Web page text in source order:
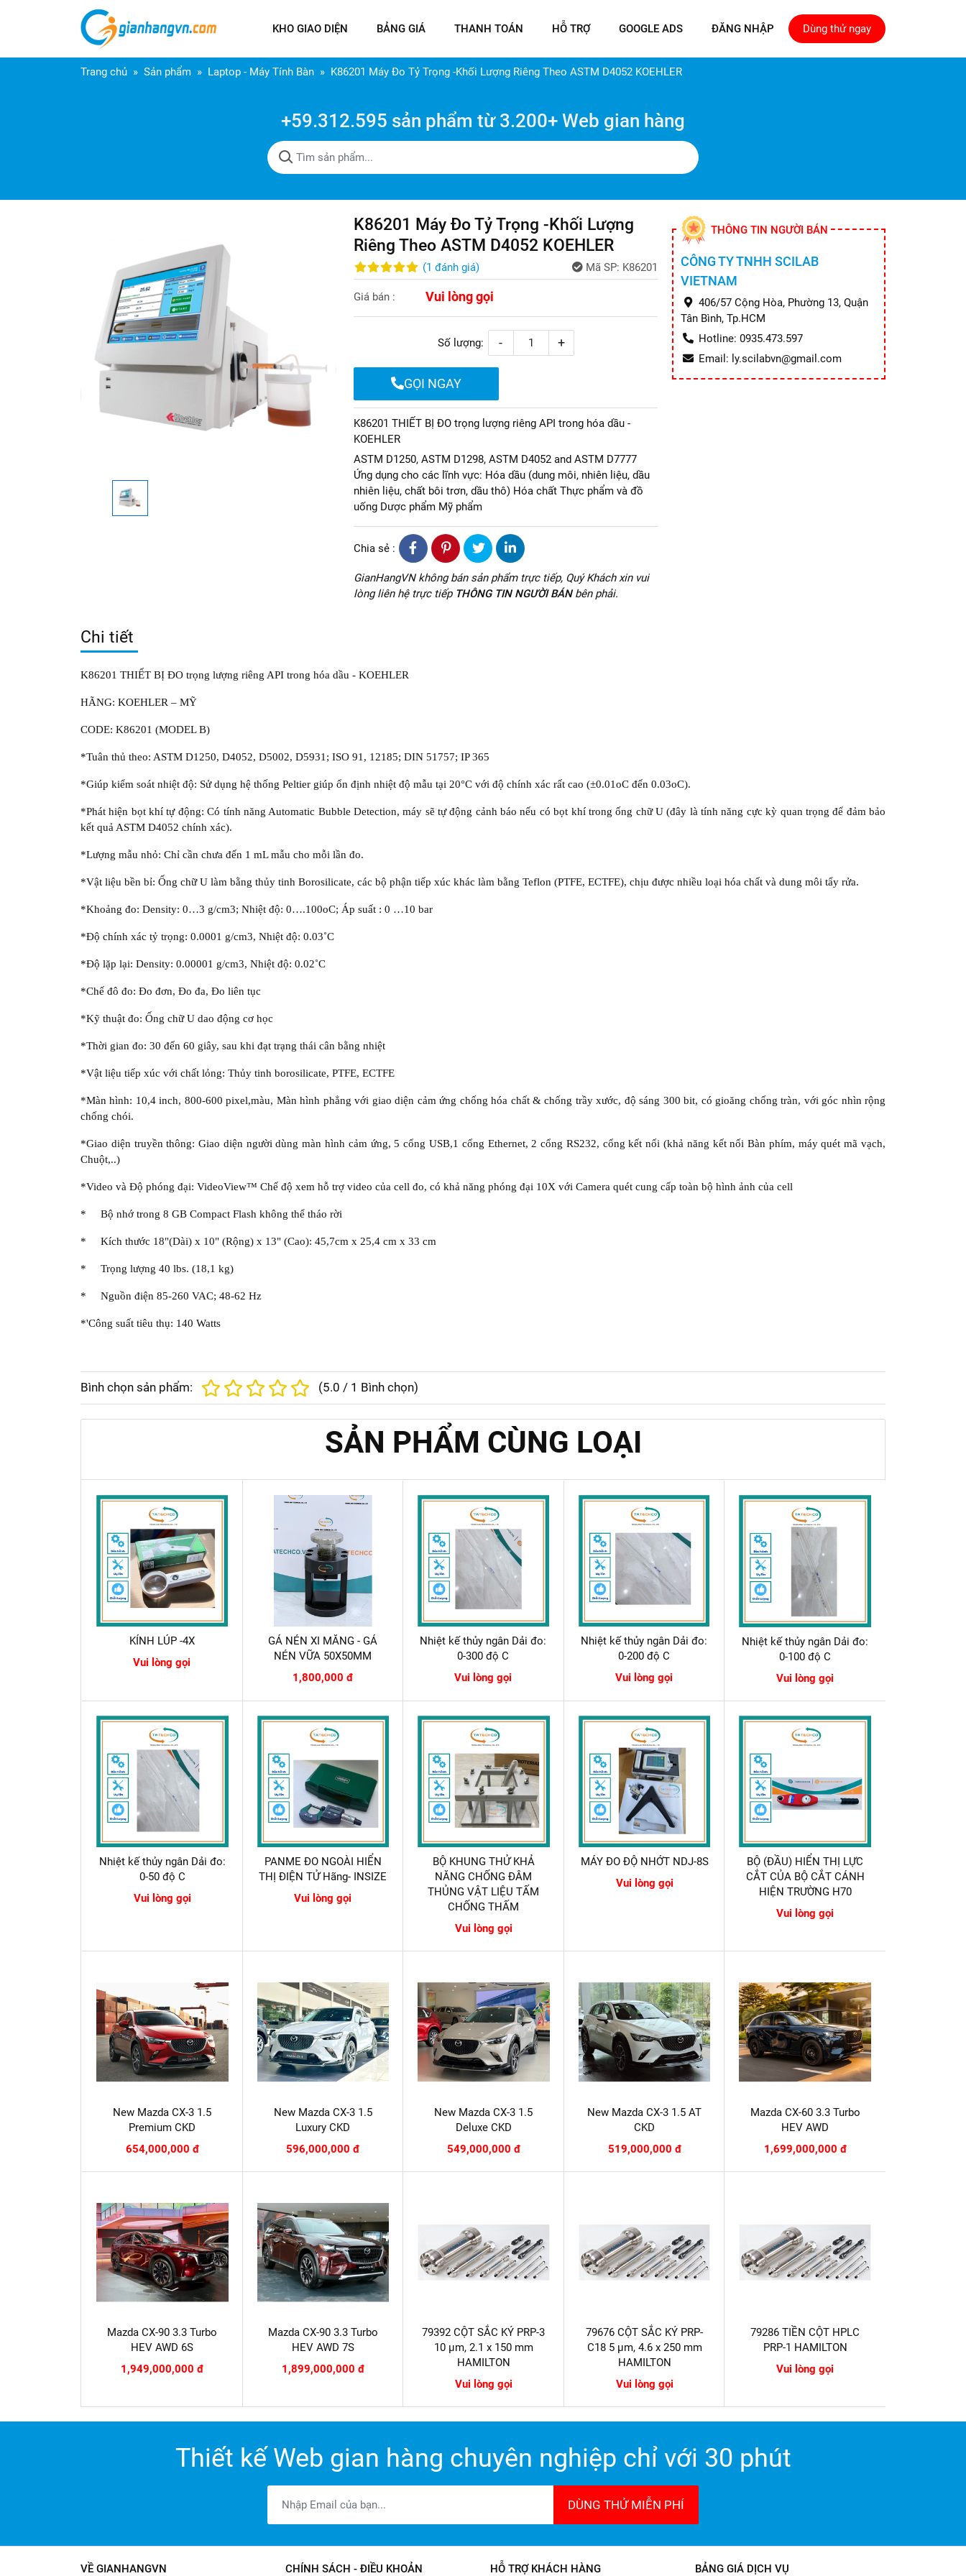
KHO GIAO DIỆN BẢNG GIÁ THANH TOÁN HỖ TRỢ GOOGLE ADS ĐĂNG NHẬP Dùng thử ngay
Trang chủ Sản phẩm Laptop - Máy Tính Bàn K86201 Máy Đo Tỷ Trọng -Khối Lượng Riêng Theo ASTM D4052 KOEHLER
+59.312.595 sản phẩm từ 3.200+ Web gian hàng
K86201 Máy Đo Tỷ Trọng -Khối Lượng
Riêng Theo ASTM D4052 KOEHLER
(1 đánh giá) Mã SP: K86201
Giá bán : Vui lòng gọi
Số lượng: - +
GỌI NGAY
K86201 THIẾT BỊ ĐO trọng lượng riêng API trong hóa dầu -
KOEHLER
ASTM D1250, ASTM D1298, ASTM D4052 and ASTM D7777
Ứng dụng cho các lĩnh vực: Hóa dầu (dung môi, nhiên liệu, dầu
nhiên liệu, chất bôi trơn, dầu thô) Hóa chất Thực phẩm và đồ
uống Dược phẩm Mỹ phẩm
Chia sẻ :
GianHangVN không bán sản phẩm trực tiếp, Quý Khách xin vui
lòng liên hệ trực tiếp THÔNG TIN NGƯỜI BÁNbên phải.
THÔNG TIN NGƯỜI BÁN
CÔNG TY TNHH SCILAB
VIETNAM
406/57 Cộng Hòa, Phường 13, Quận
Tân Bình, Tp.HCM
Hotline: 0935.473.597
Email: ly.scilabvn@gmail.com
Chi tiết
K86201 THIẾT BỊ ĐO trọng lượng riêng API trong hóa dầu - KOEHLER
HÃNG: KOEHLER – MỸ
CODE: K86201 (MODEL B)
*Tuân thủ theo: ASTM D1250, D4052, D5002, D5931; ISO 91, 12185; DIN 51757; IP 365
*Giúp kiểm soát nhiệt độ: Sử dụng hệ thống Peltier giúp ổn định nhiệt độ mẫu tại 20°C với độ chính xác rất cao (±0.01oC đến 0.03oC).
*Phát hiện bọt khí tự động: Có tính năng Automatic Bubble Detection, máy sẽ tự động cảnh báo nếu có bọt khí trong ống chữ U (đây là tính năng cực kỳ quan trọng để đảm bảo
kết quả ASTM D4052 chính xác).
*Lượng mẫu nhỏ: Chỉ cần chưa đến 1 mL mẫu cho mỗi lần đo.
*Vật liệu bền bỉ: Ống chữ U làm bằng thủy tinh Borosilicate, các bộ phận tiếp xúc khác làm bằng Teflon (PTFE, ECTFE), chịu được nhiều loại hóa chất và dung môi tẩy rửa.
*Khoảng đo: Density: 0…3 g/cm3; Nhiệt độ: 0….100oC; Áp suất : 0 …10 bar
*Độ chính xác tỷ trọng: 0.0001 g/cm3, Nhiệt độ: 0.03˚C
*Độ lặp lại: Density: 0.00001 g/cm3, Nhiệt độ: 0.02˚C
*Chế đô đo: Đo đơn, Đo đa, Đo liên tục
*Kỹ thuật đo: Ống chữ U dao động cơ học
*Thời gian đo: 30 đến 60 giây, sau khi đạt trạng thái cân bằng nhiệt
*Vật liệu tiếp xúc với chất lỏng: Thủy tinh borosilicate, PTFE, ECTFE
*Màn hình: 10,4 inch, 800-600 pixel,màu, Màn hình phẳng với giao diện cảm ứng chống hóa chất & chống trầy xước, độ sáng 300 bit, có gioăng chống tràn, với góc nhìn rộng
chống chói.
*Giao diện truyền thông: Giao diện người dùng màn hình cảm ứng, 5 cổng USB,1 cổng Ethernet, 2 cổng RS232, cổng kết nối (khả năng kết nối Bàn phím, máy quét mã vạch,
Chuột,..)
*Video và Độ phóng đại: VideoView™ Chế độ xem hỗ trợ video của cell đo, có khả năng phóng đại 10X với Camera quét cung cấp toàn bộ hình ảnh của cell
* Bộ nhớ trong 8 GB Compact Flash không thể tháo rời
* Kích thước 18"(Dài) x 10" (Rộng) x 13" (Cao): 45,7cm x 25,4 cm x 33 cm
* Trọng lượng 40 lbs. (18,1 kg)
* Nguồn điện 85-260 VAC; 48-62 Hz
*'Công suất tiêu thụ: 140 Watts
Bình chọn sản phẩm: (5.0 / 1 Bình chọn)
SẢN PHẨM CÙNG LOẠI
KÍNH LÚP -4X
Vui lòng gọi
GÁ NÉN XI MĂNG - GÁ
NÉN VỮA 50X50MM
1,800,000 đ
Nhiệt kế thủy ngân Dải đo:
0-300 độ C
Vui lòng gọi
Nhiệt kế thủy ngân Dải đo:
0-200 độ C
Vui lòng gọi
Nhiệt kế thủy ngân Dải đo:
0-100 độ C
Vui lòng gọi
Nhiệt kế thủy ngân Dải đo:
0-50 độ C
Vui lòng gọi
PANME ĐO NGOÀI HIỂN
THỊ ĐIỆN TỬ Hãng- INSIZE
Vui lòng gọi
BỘ KHUNG THỬ KHẢ
NĂNG CHỐNG ĐÂM
THỦNG VẬT LIỆU TẤM
CHỐNG THẤM
Vui lòng gọi
MÁY ĐO ĐỘ NHỚT NDJ-8S
Vui lòng gọi
BỘ (ĐẦU) HIỂN THỊ LỰC
CẮT CỦA BỘ CẮT CÁNH
HIỆN TRƯỜNG H70
Vui lòng gọi
New Mazda CX-3 1.5
Premium CKD
654,000,000 đ
New Mazda CX-3 1.5
Luxury CKD
596,000,000 đ
New Mazda CX-3 1.5
Deluxe CKD
549,000,000 đ
New Mazda CX-3 1.5 AT
CKD
519,000,000 đ
Mazda CX-60 3.3 Turbo
HEV AWD
1,699,000,000 đ
Mazda CX-90 3.3 Turbo
HEV AWD 6S
1,949,000,000 đ
Mazda CX-90 3.3 Turbo
HEV AWD 7S
1,899,000,000 đ
79392 CỘT SẮC KÝ PRP-3
10 µm, 2.1 x 150 mm
HAMILTON
Vui lòng gọi
79676 CỘT SẮC KÝ PRP-
C18 5 µm, 4.6 x 250 mm
HAMILTON
Vui lòng gọi
79286 TIỀN CỘT HPLC
PRP-1 HAMILTON
Vui lòng gọi
Thiết kế Web gian hàng chuyên nghiệp chỉ với 30 phút
DÙNG THỬ MIỄN PHÍ
VỀ GIANHANGVN CHÍNH SÁCH - ĐIỀU KHOẢN HỖ TRỢ KHÁCH HÀNG BẢNG GIÁ DỊCH VỤ